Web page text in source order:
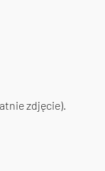
zdjęcie).